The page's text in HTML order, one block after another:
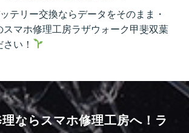
テリー交換ならデータをそのまま・
スマホ修理工房ラザウォーク甲斐双葉
い！
ならスマホ修理工房へ！ ラ